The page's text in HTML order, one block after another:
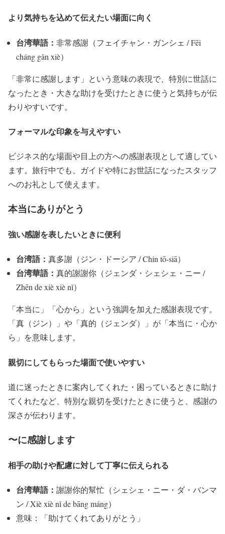
より気持ちを込めて伝えたい場面に向く
台湾華語： 非常感謝（フェイチャン・ガンシェ / Fēi
cháng gǎn xiè）
「非常に感謝します」という意味の表現で、特別に世話に
なったとき・大きな助けを受けたときに使うと気持ちが伝
わりやすいです。
フォーマルな印象を与えやすい
ビジネス的な場面や目上の方への感謝表現として適してい
ます。旅行中でも、ガイドや特にお世話になったスタッフ
へのお礼として使えます。
本当にありがとう
強い感謝を表したいときに便利
台湾語： 真多謝（ジン・ドーシア / Chin tō-siā）
台湾華語： 真的謝謝你（ジェンダ・シェシェ・ニー /
Zhēn de xiè xiè nǐ）
「本当に」「心から」という強調を加えた感謝表現です。
「真（ジン）」や「真的（ジェンダ）」が「本当に・心か
ら」を意味します。
親切にしてもらった場面で使いやすい
道に迷ったときに案内してくれた・困っているときに助け
てくれたなど、特別な親切を受けたときに使うと、感謝の
深さが伝わります。
〜に感謝します
相手の助けや配慮に対して丁寧に伝えられる
台湾華語： 謝謝你的幫忙（シェシェ・ニー・ダ・バンマ
ン / Xiè xiè nǐ de bāng máng）
意味：「助けてくれてありがとう」